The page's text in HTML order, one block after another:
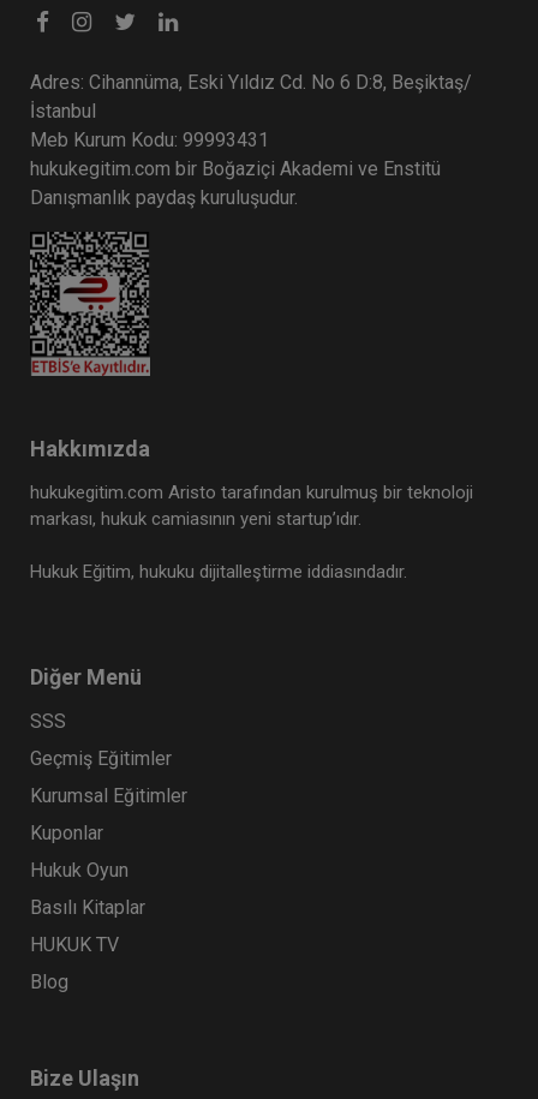
Adres: Cihannüma, Eski Yıldız Cd. No 6 D:8, Beşiktaş/
İstanbul
Meb Kurum Kodu: 99993431
hukukegitim.com bir Boğaziçi Akademi ve Enstitü
Danışmanlık paydaş kuruluşudur.
Hakkımızda
hukukegitim.com Aristo tarafından kurulmuş bir teknoloji
markası, hukuk camiasının yeni startup’ıdır.
Hukuk Eğitim, hukuku dijitalleştirme iddiasındadır.
Diğer Menü
SSS
Geçmiş Eğitimler
Kurumsal Eğitimler
Kuponlar
Hukuk Oyun
Basılı Kitaplar
HUKUK TV
Blog
Bize Ulaşın